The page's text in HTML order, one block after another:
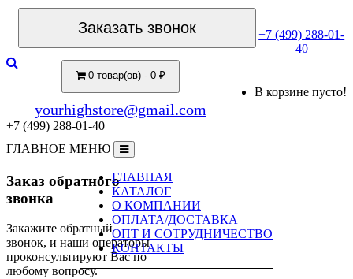
Заказать звонок
+7 (499) 288-01-
40
0 товар(ов) - 0 ₽
В корзине пусто!
yourhighstore@gmail.com
+7 (499) 288-01-40
ГЛАВНОЕ МЕНЮ
ГЛАВНАЯ
КАТАЛОГ
О КОМПАНИИ
ОПЛАТА/ДОСТАВКА
ОПТ И СОТРУДНИЧЕСТВО
КОНТАКТЫ
Заказ обратного
звонка
Закажите обратный
звонок, и наши операторы
проконсультируют Вас по
любому вопросу.